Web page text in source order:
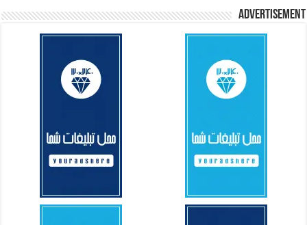
Advertisement